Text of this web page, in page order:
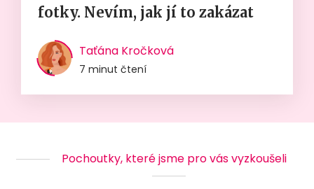
fotky. Nevím, jak jí to zakázat
Taťána Kročková
7 minut čtení
Pochoutky, které jsme pro vás vyzkoušeli